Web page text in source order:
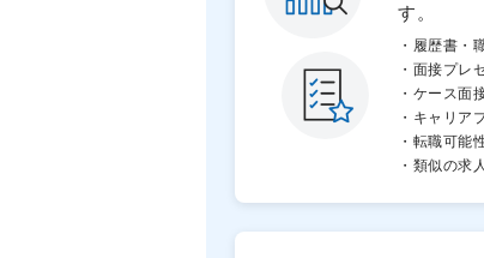
す。
・履歴書・
・面接プレ
・ケース面
・キャリア
・転職可能
・類似の求